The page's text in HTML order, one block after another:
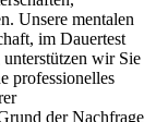
Unsere mentalen
im Dauertest
wir Sie
professionelles
der Nachfrage